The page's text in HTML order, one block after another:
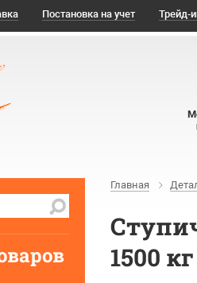
Постановка на учет Трейд-
Главная
1500 кг